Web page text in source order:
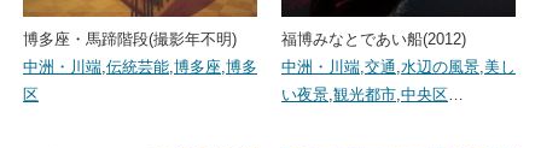
博多座・馬蹄階段(撮影年不明)
中洲・川端,伝統芸能,博多座,博多
区
福博みなとであい船(2012)
中洲・川端,交通,水辺の風景,美し
い夜景,観光都市,中央区…